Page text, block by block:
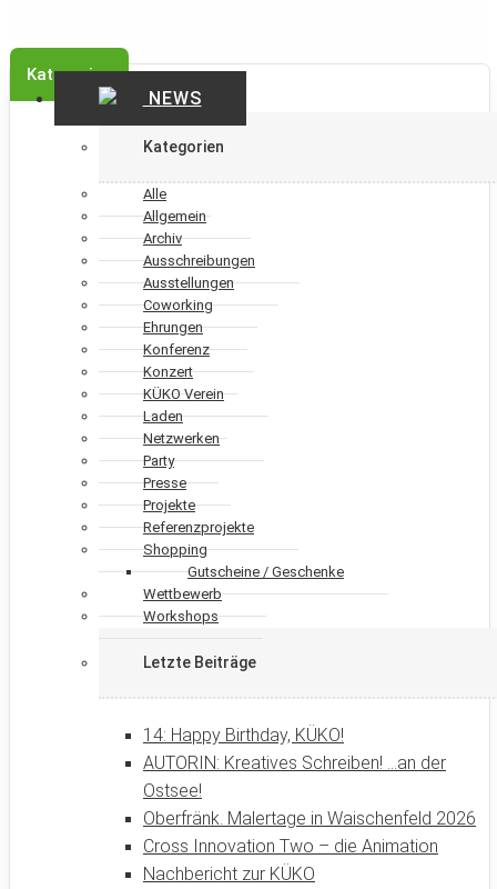
Kategorien
NEWS
Kategorien
Alle
Allgemein
Archiv
Ausschreibungen
Ausstellungen
Coworking
Ehrungen
Konferenz
Konzert
KÜKO Verein
Laden
Netzwerken
Party
Presse
Projekte
Referenzprojekte
Shopping
Gutscheine / Geschenke
Wettbewerb
Workshops
Letzte Beiträge
14: Happy Birthday, KÜKO!
AUTORIN: Kreatives Schreiben! …an der
Ostsee!
Oberfränk. Malertage in Waischenfeld 2026
Cross Innovation Two – die Animation
Nachbericht zur KÜKO